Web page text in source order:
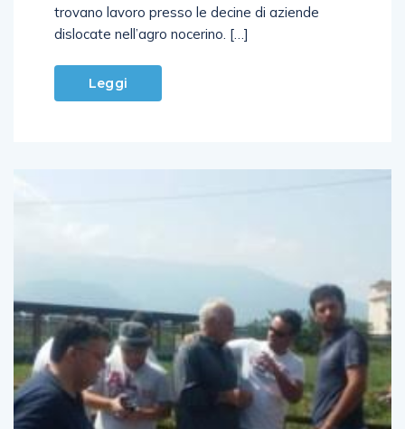
trovano lavoro presso le decine di aziende
dislocate nell’agro nocerino. […]
Leggi